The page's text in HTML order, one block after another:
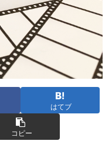
はてブ
コピー